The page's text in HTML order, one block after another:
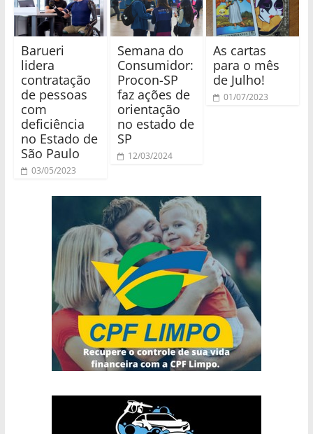
Barueri
lidera
contratação
de pessoas
com
deficiência
no Estado de
São Paulo
03/05/2023
Semana do
Consumidor:
Procon-SP
faz ações de
orientação
no estado de
SP
12/03/2024
As cartas
para o mês
de Julho!
01/07/2023